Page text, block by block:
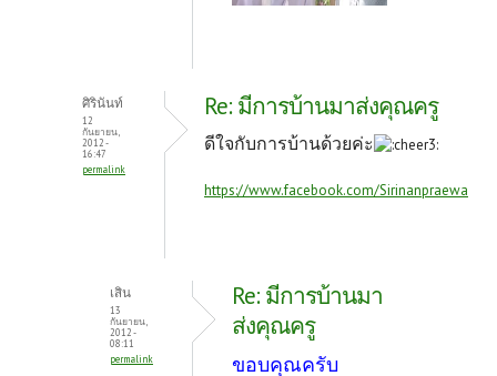
ศิรินันท์
12
กันยายน,
2012 -
16:47
permalink
Re: มีการบ้านมาส่งคุณครู
ดีใจกับการบ้านด้วยค่ะ
https://www.facebook.com/Sirinanpraewa
เสิน
13
กันยายน,
2012 -
08:11
permalink
Re: มีการบ้านมา
ส่งคุณครู
ขอบคุณครับ